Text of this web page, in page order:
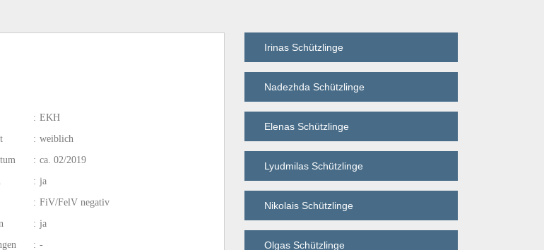
: EKH
: weiblich
: ca. 02/2019
: ja
: FiV/FelV negativ
: ja
: -
Irinas Schützlinge
Nadezhda Schützlinge
Elenas Schützlinge
Lyudmilas Schützlinge
Nikolais Schützlinge
Olgas Schützlinge